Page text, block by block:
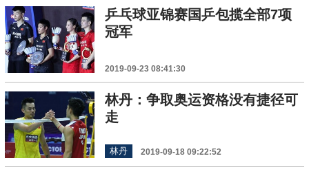
乒乓球亚锦赛国乒包揽全部7项
冠军
2019-09-23 08:41:30
林丹：争取奥运资格没有捷径可
走
林丹 2019-09-18 09:22:52